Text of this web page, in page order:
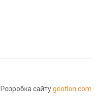
Розробка сайтуgeotlon.com